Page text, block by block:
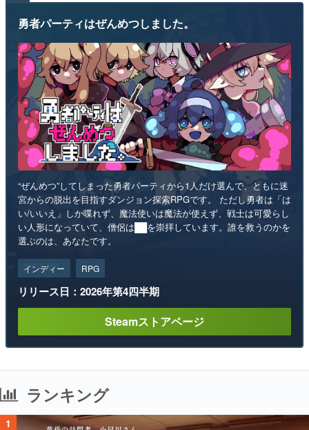
勇者パーティはぜんめつしました。
“ぜんめつ”してしまった勇者パーティから1人だけ選んで、ともに迷
宮からの脱出を目指すダンジョン探索RPGです。 ただし勇者は「は
い/いいえ」しか喋れず、魔法使いは魔法が使えず、戦士は可愛らし
い人形になっていて、僧侶は██を崇拝しています。誰を救うのかを
選ぶのは、あなたです。
インディー RPG
リリース日：2026年第4四半期
Steamストアページ
ランキング
1